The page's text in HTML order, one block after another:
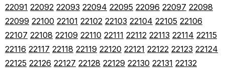
22091 22092 22093 22094 22095 22096 22097 22098
22099 22100 22101 22102 22103 22104 22105 22106
22107 22108 22109 22110 22111 22112 22113 22114 22115
22116 22117 22118 22119 22120 22121 22122 22123 22124
22125 22126 22127 22128 22129 22130 22131 22132